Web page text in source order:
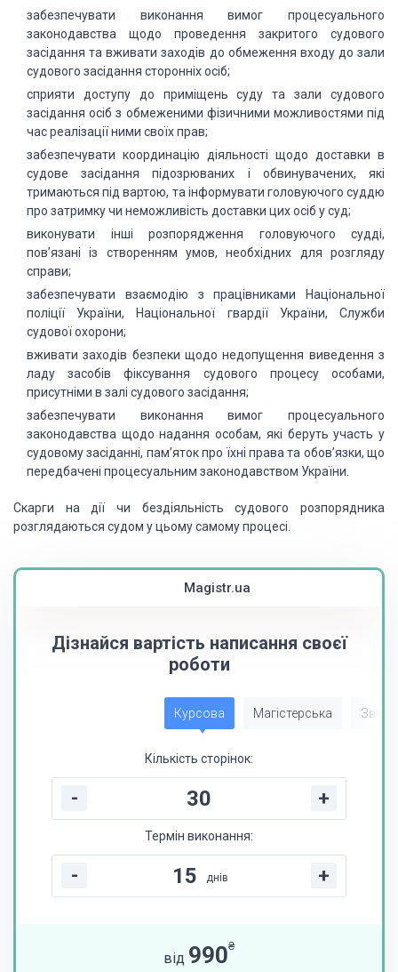
забезпечувати виконання вимог процесуального
законодавства щодо проведення закритого судового
засідання та вживати заходів до обмеження входу до зали
судового засідання сторонніх осіб;
сприяти доступу до приміщень суду та зали судового
засідання осіб з обмеженими фізичними можливостями під
час реалізації ними своїх прав;
забезпечувати координацію діяльності щодо доставки в
судове засідання підозрюваних і обвинувачених, які
тримаються під вартою, та інформувати головуючого суддю
про затримку чи неможливість доставки цих осіб у суд;
виконувати інші розпорядження головуючого судді,
пов’язані із створенням умов, необхідних для розгляду
справи;
забезпечувати взаємодію з працівниками Національної
поліції України, Національної гвардії України, Служби
судової охорони;
вживати заходів безпеки щодо недопущення виведення з
ладу засобів фіксування судового процесу особами,
присутніми в залі судового засідання;
забезпечувати виконання вимог процесуального
законодавства щодо надання особам, які беруть участь у
судовому засіданні, пам’яток про їхні права та обов’язки, що
передбачені процесуальним законодавством України.
Скарги на дії чи бездіяльність судового розпорядника
розглядаються судом у цьому самому процесі.
Magistr.ua
Дізнайся вартість написання своєї
роботи
Курсова Магістерська Звіт
Кількість сторінок:
- +
Термін виконання:
- днів +
від 990₴